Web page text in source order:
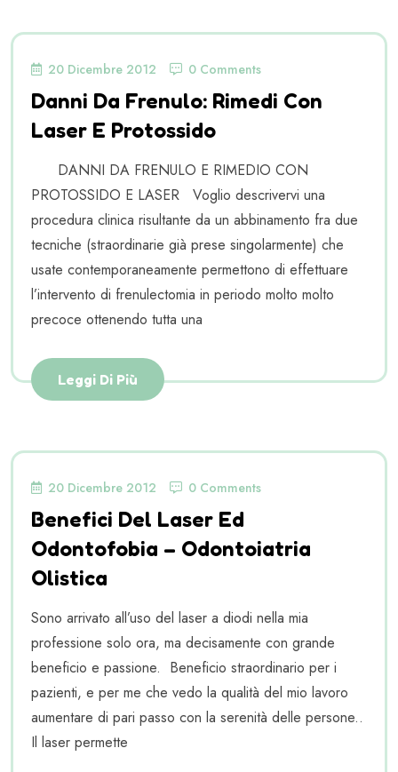
20 Dicembre 2012 0 Comments
Danni Da Frenulo: Rimedi Con
Laser E Protossido
DANNI DA FRENULO E RIMEDIO CON
PROTOSSIDO E LASER Voglio descrivervi una
procedura clinica risultante da un abbinamento fra due
tecniche (straordinarie già prese singolarmente) che
usate contemporaneamente permettono di effettuare
l’intervento di frenulectomia in periodo molto molto
precoce ottenendo tutta una
Leggi Di Più
20 Dicembre 2012 0 Comments
Benefici Del Laser Ed
Odontofobia – Odontoiatria
Olistica
Sono arrivato all’uso del laser a diodi nella mia
professione solo ora, ma decisamente con grande
beneficio e passione. Beneficio straordinario per i
pazienti, e per me che vedo la qualità del mio lavoro
aumentare di pari passo con la serenità delle persone..
Il laser permette